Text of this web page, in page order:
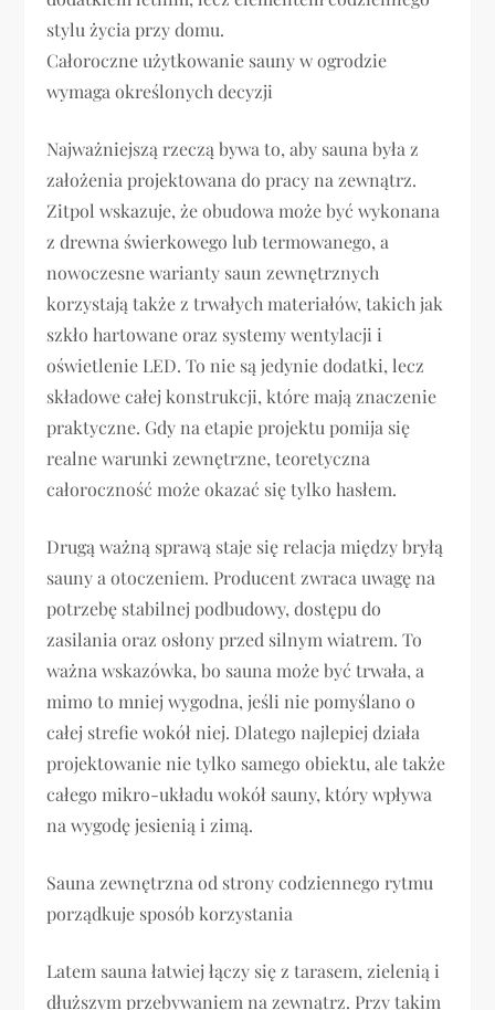
stylu życia przy domu.
Całoroczne użytkowanie sauny w ogrodzie
wymaga określonych decyzji
Najważniejszą rzeczą bywa to, aby sauna była z
założenia projektowana do pracy na zewnątrz.
Zitpol wskazuje, że obudowa może być wykonana
z drewna świerkowego lub termowanego, a
nowoczesne warianty saun zewnętrznych
korzystają także z trwałych materiałów, takich jak
szkło hartowane oraz systemy wentylacji i
oświetlenie LED. To nie są jedynie dodatki, lecz
składowe całej konstrukcji, które mają znaczenie
praktyczne. Gdy na etapie projektu pomija się
realne warunki zewnętrzne, teoretyczna
całoroczność może okazać się tylko hasłem.
Drugą ważną sprawą staje się relacja między bryłą
sauny a otoczeniem. Producent zwraca uwagę na
potrzebę stabilnej podbudowy, dostępu do
zasilania oraz osłony przed silnym wiatrem. To
ważna wskazówka, bo sauna może być trwała, a
mimo to mniej wygodna, jeśli nie pomyślano o
całej strefie wokół niej. Dlatego najlepiej działa
projektowanie nie tylko samego obiektu, ale także
całego mikro-układu wokół sauny, który wpływa
na wygodę jesienią i zimą.
Sauna zewnętrzna od strony codziennego rytmu
porządkuje sposób korzystania
Latem sauna łatwiej łączy się z tarasem, zielenią i
dłuższym przebywaniem na zewnątrz. Przy takim